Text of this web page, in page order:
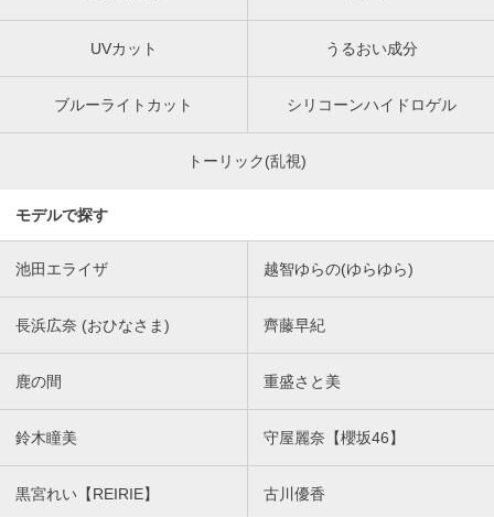
UVカット うるおい成分
ブルーライトカット シリコーンハイドロゲル
トーリック(乱視)
モデルで探す
池田エライザ 越智ゆらの(ゆらゆら)
長浜広奈 (おひなさま) 齊藤早紀
鹿の間 重盛さと美
鈴木瞳美 守屋麗奈【櫻坂46】
黒宮れい【REIRIE】 古川優香